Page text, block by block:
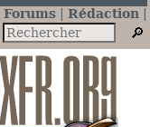
Forums
Rédaction